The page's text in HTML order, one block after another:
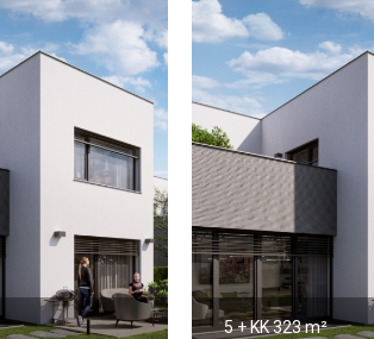
5 + KK323 m²